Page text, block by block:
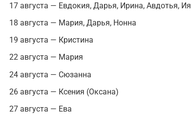
17 августа — Евдокия, Дарья, Ирина, Авдотья, Ия
18 августа — Мария, Дарья, Нонна
19 августа — Кристина
22 августа — Мария
24 августа — Сюзанна
26 августа — Ксения (Оксана)
27 августа — Ева